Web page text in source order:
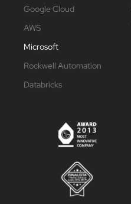
Google Cloud
AWS
Microsoft
Rockwell Automation
Databricks